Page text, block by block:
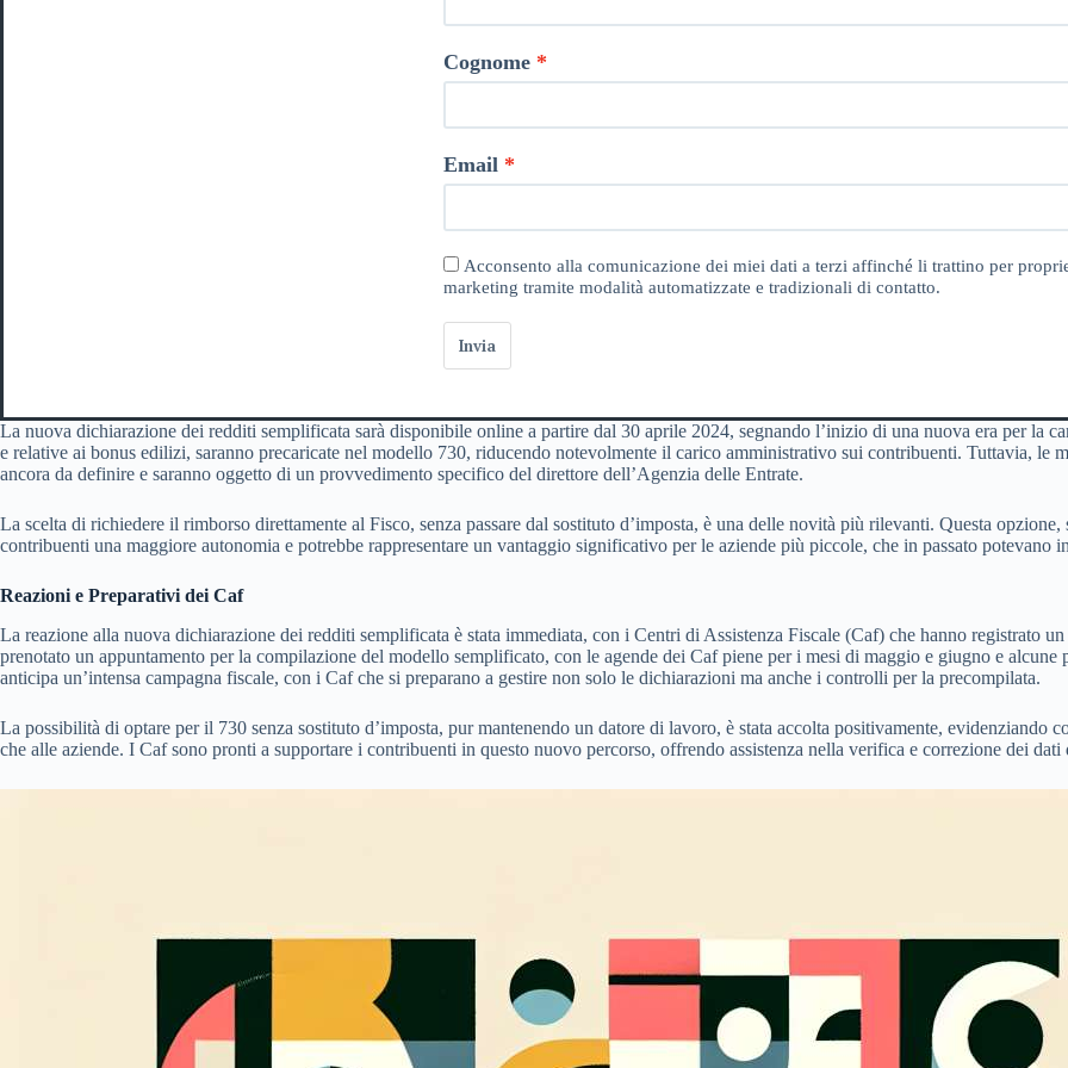
Cognome
Email
Acconsento alla comunicazione dei miei dati a terzi affinché li trattino per
marketing tramite modalità automatizzate e tradizionali di contatto.
Invia
La nuova dichiarazione dei redditi semplificata sarà disponibile online a partire dal 30 aprile 2024, segnando l’inizio di una nuova era per la
e relative ai bonus edilizi, saranno precaricate nel modello 730, riducendo notevolmente il carico amministrativo sui contribuenti. Tuttavia, le
ancora da definire e saranno oggetto di un provvedimento specifico del direttore dell’Agenzia delle Entrate.
La scelta di richiedere il rimborso direttamente al Fisco, senza passare dal sostituto d’imposta, è una delle novità più rilevanti. Questa
contribuenti una maggiore autonomia e potrebbe rappresentare un vantaggio significativo per le aziende più piccole, che in passato potevano
Reazioni e Preparativi dei Caf
La reazione alla nuova dichiarazione dei redditi semplificata è stata immediata, con i Centri di Assistenza Fiscale (Caf) che hanno registrato
prenotato un appuntamento per la compilazione del modello semplificato, con le agende dei Caf piene per i mesi di maggio e giugno e
anticipa un’intensa campagna fiscale, con i Caf che si preparano a gestire non solo le dichiarazioni ma anche i controlli per la precompilata.
La possibilità di optare per il 730 senza sostituto d’imposta, pur mantenendo un datore di lavoro, è stata accolta positivamente, evidenziando
che alle aziende. I Caf sono pronti a supportare i contribuenti in questo nuovo percorso, offrendo assistenza nella verifica e correzione dei dati